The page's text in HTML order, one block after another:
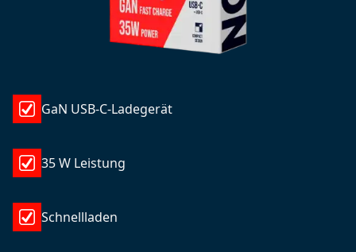
GaN USB-C-Ladegerät
35 W Leistung
Schnellladen